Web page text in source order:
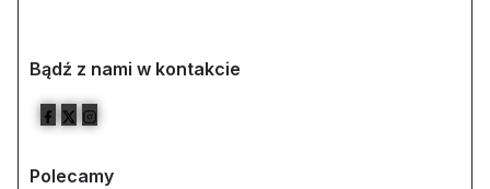
Bądź z nami w kontakcie
Polecamy